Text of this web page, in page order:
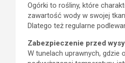
Ogórki to rośliny, które
zawartość wody w swojej
Dlatego też regularne
Zabezpieczenie przed
W tunelach uprawnych, gdzie